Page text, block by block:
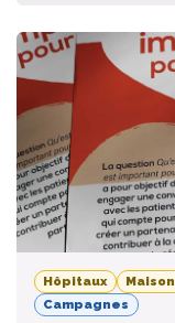
Hôpitaux
Campagnes